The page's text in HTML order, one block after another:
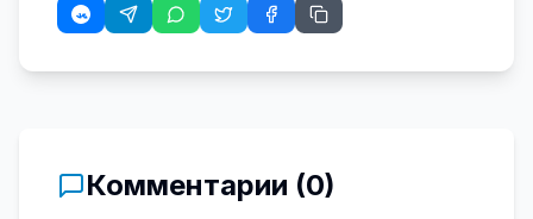
Комментарии (0)